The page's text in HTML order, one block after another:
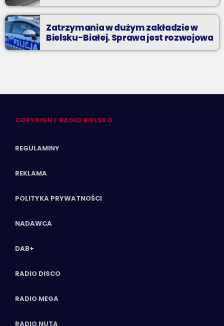
Zatrzymania w dużym zakładzie w
Bielsku-Białej. Sprawa jest rozwojowa
COPYRIGHT RADIO BIELSKO
REGULAMINY
REKLAMA
POLITYKA PRYWATNOŚCI
NADAWCA
DAB+
RADIO DISCO
RADIO MEGA
RADIO NUTA